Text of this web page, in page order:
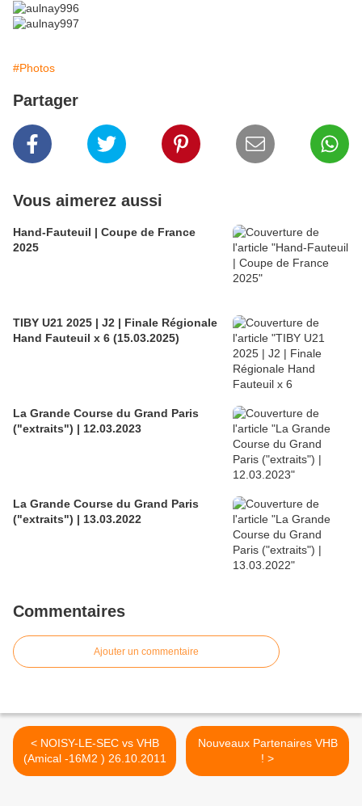
#Photos
Partager
Vous aimerez aussi
Hand-Fauteuil | Coupe de France
2025
TIBY U21 2025 | J2 | Finale Régionale
Hand Fauteuil x 6 (15.03.2025)
La Grande Course du Grand Paris
("extraits") | 12.03.2023
La Grande Course du Grand Paris
("extraits") | 13.03.2022
Commentaires
Ajouter un commentaire
< NOISY-LE-SEC vs VHB
(Amical -16M2 ) 26.10.2011
Nouveaux Partenaires VHB
! >